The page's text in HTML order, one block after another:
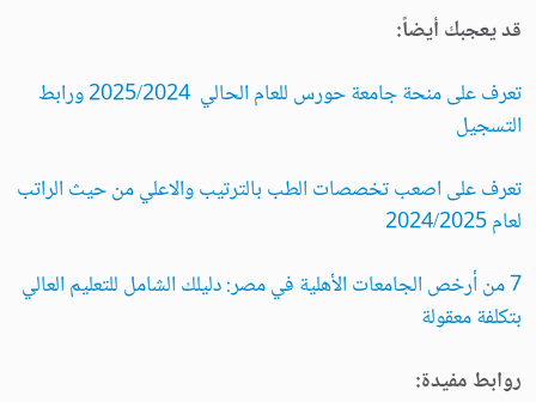
قد يعجبك أيضاً:
تعرف على منحة جامعة حورس للعام الحالي 2025/2024 ورابط
التسجيل
تعرف على اصعب تخصصات الطب بالترتيب والاعلي من حيث الراتب
لعام 2024/2025
7 من أرخص الجامعات الأهلية في مصر: دليلك الشامل للتعليم العالي
بتكلفة معقولة
روابط مفيدة: